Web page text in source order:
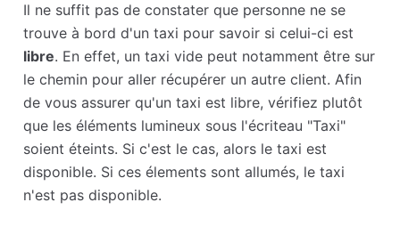
Il ne suffit pas de constater que personne ne se
trouve à bord d'un taxi pour savoir si celui-ci est
libre. En effet, un taxi vide peut notamment être sur
le chemin pour aller récupérer un autre client. Afin
de vous assurer qu'un taxi est libre, vérifiez plutôt
que les éléments lumineux sous l'écriteau "Taxi"
soient éteints. Si c'est le cas, alors le taxi est
disponible. Si ces élements sont allumés, le taxi
n'est pas disponible.